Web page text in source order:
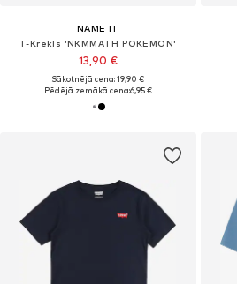
NAME IT
T-Krekls 'NKMMATH POKEMON'
13,90 €
Sākotnējā cena: 19,90 €
Pēdējā zemākā cena:6,95 €